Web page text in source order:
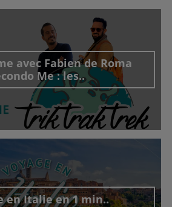
avec Fabien de Roma
Me : les..
cet interview
en Italie en 1 min..